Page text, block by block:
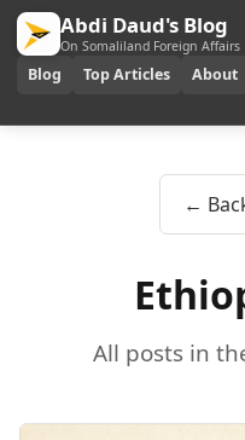
Abdi Daud's Blog
On Somaliland Foreign Affairs
Blog Top Articles About
←
All posts in